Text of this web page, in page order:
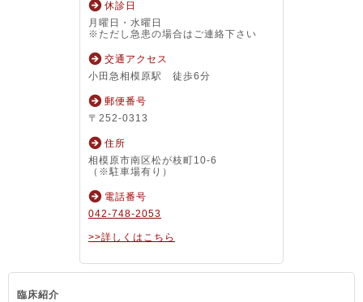
休診日
月曜日・水曜日
※ただし急患の場合はご連絡下さい
交通アクセス
小田急相模原駅 徒歩6分
郵便番号
〒252-0313
住所
相模原市南区松が枝町10-6
（※駐車場有り）
電話番号
042-748-2053
>>詳しくはこちら
臨床紹介